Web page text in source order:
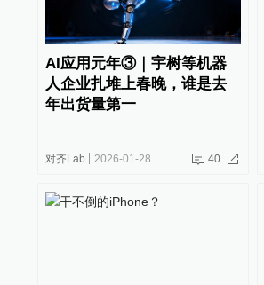
AI应用元年③｜宇树等机器
人企业扎堆上春晚，谁是去
年出货量第一
对齐Lab 2026-01-28 40